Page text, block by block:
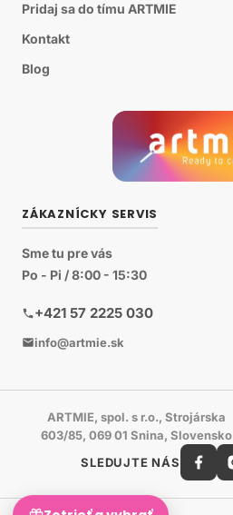
Pridaj sa do tímu ARTMIE
Kontakt
Blog
ZÁKAZNÍCKY SERVIS
Sme tu pre vás
Po - Pi / 8:00 - 15:30
+421 57 2225 030
info@artmie.sk
ARTMIE, spol. s r.o., Strojárska
603/85, 069 01 Snina, Slovensko
SLEDUJTE NÁS